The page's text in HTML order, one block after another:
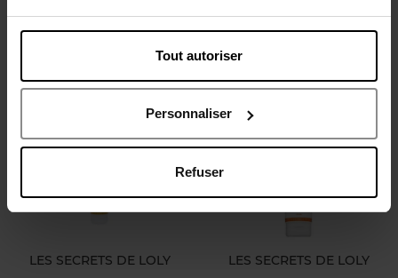
Tout autoriser
Personnaliser
Refuser
Soin Capillaire Sans Rinçage
31,50 €
Après-Shampooing
24,90 €
LES SECRETS DE LOLY LES SECRETS DE LOLY